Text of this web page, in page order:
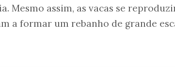
Mesmo assim, as vacas se
a formar um rebanho de grande